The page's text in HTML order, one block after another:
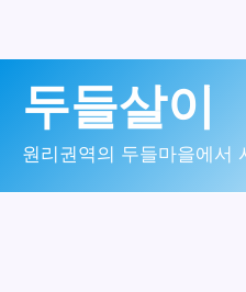
로
두들살이
원리권역의 두들마을에서